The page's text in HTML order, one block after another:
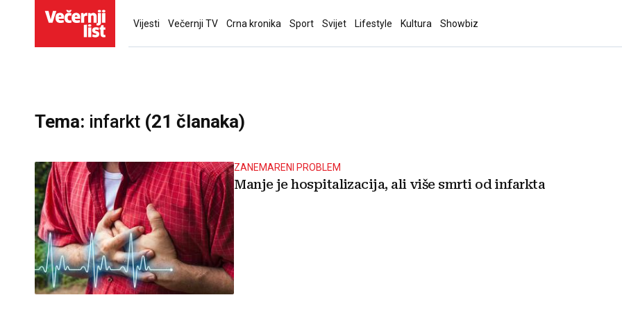
Vijesti Večernji TV Crna kronika Sport Svijet Lifestyle Kultura Showbiz
Tema: infarkt(21 članaka)
ZANEMARENI PROBLEM
Manje je hospitalizacija, ali više smrti od infarkta